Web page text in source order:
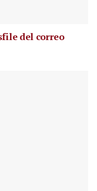
del correo